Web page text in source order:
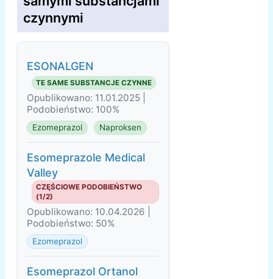
czynnymi
ESONALGEN
TE SAME SUBSTANCJE CZYNNE
Opublikowano: 11.01.2025 |
Podobieństwo: 100%
Ezomeprazol Naproksen
Esomeprazole Medical
Valley
CZĘŚCIOWE PODOBIEŃSTWO
(1/2)
Opublikowano: 10.04.2026 |
Podobieństwo: 50%
Ezomeprazol
Esomeprazol Ortanol